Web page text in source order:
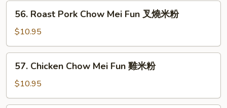
56.
Roast
Pork
Chow
Mei
Fun
米
56. Roast Pork Chow Mei Fun 叉燒米粉
$10.95
57.
Chicken
Chow
Mei
57. Chicken Chow Mei Fun 雞米粉
$10.95